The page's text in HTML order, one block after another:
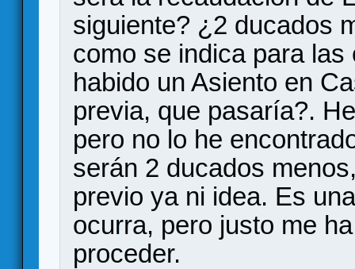
siguiente? ¿2 ducados
como se indica para
habido un Asiento en
previa, que pasaría?.
pero no lo he
serán 2 ducados
previo ya ni idea. Es
ocurra, pero justo me
proceder.